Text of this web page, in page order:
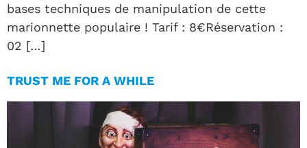
bases techniques de manipulation de cette
marionnette populaire ! Tarif : 8€Réservation :
02 […]
TRUST ME FOR A WHILE